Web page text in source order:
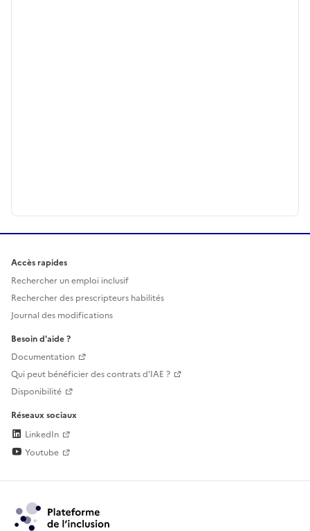
Accès rapides
Rechercher un emploi inclusif
Rechercher des prescripteurs habilités
Journal des modifications
Besoin d'aide ?
Documentation
Qui peut bénéficier des contrats d'IAE ?
Disponibilité
Réseaux sociaux
LinkedIn
Youtube